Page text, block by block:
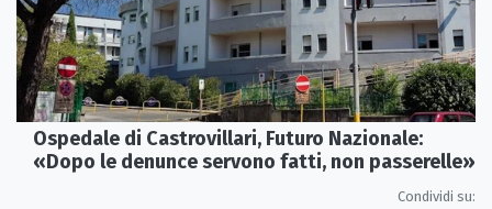
Ospedale di Castrovillari, Futuro Nazionale:
«Dopo le denunce servono fatti, non passerelle»
Condividi su: